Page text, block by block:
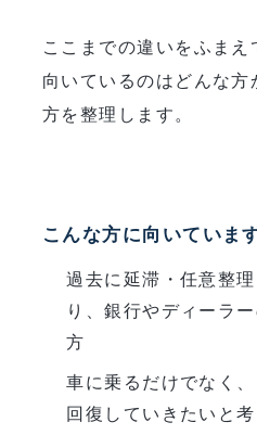
ここまでの違いをふま
向いているのはどんな
方を整理します。
こんな方に向いていま
過去に延滞・任意整
り、銀行やディーラ
方
車に乗るだけでなく
回復していきたいと